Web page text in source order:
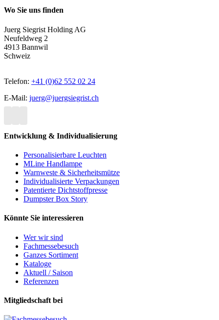
Wo Sie uns finden
Juerg Siegrist Holding AG
Neufeldweg 2
4913 Bannwil
Schweiz
Telefon: +41 (0)62 552 02 24
E-Mail: juerg@juergsiegrist.ch
Entwicklung & Individualisierung
Personalisierbare Leuchten
MLine Handlampe
Warnweste & Sicherheitsmütze
Individualisierte Verpackungen
Patentierte Dichtstoffpresse
Dumpster Box Story
Könnte Sie interessieren
Wer wir sind
Fachmessebesuch
Ganzes Sortiment
Kataloge
Aktuell / Saison
Referenzen
Mitgliedschaft bei